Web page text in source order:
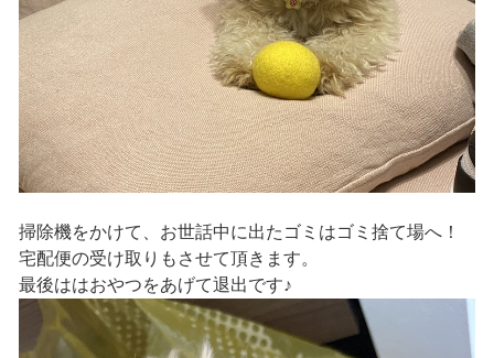
掃除機をかけて、お世話中に出たゴミはゴミ捨て場へ！
宅配便の受け取りもさせて頂きます。
最後ははおやつをあげて退出です♪